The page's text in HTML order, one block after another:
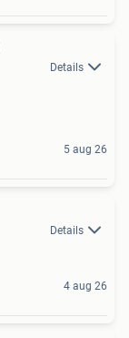
Details
5 aug 26
Details
4 aug 26